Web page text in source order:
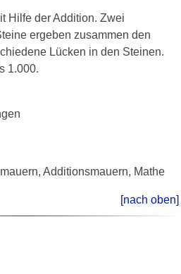
Hilfe der Addition. Zwei
ergeben zusammen den
Lücken in den Steinen.
1.000.
Additionsmauern, Mathe
[nach oben]